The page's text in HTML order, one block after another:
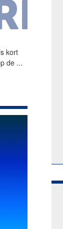
kort
de ...